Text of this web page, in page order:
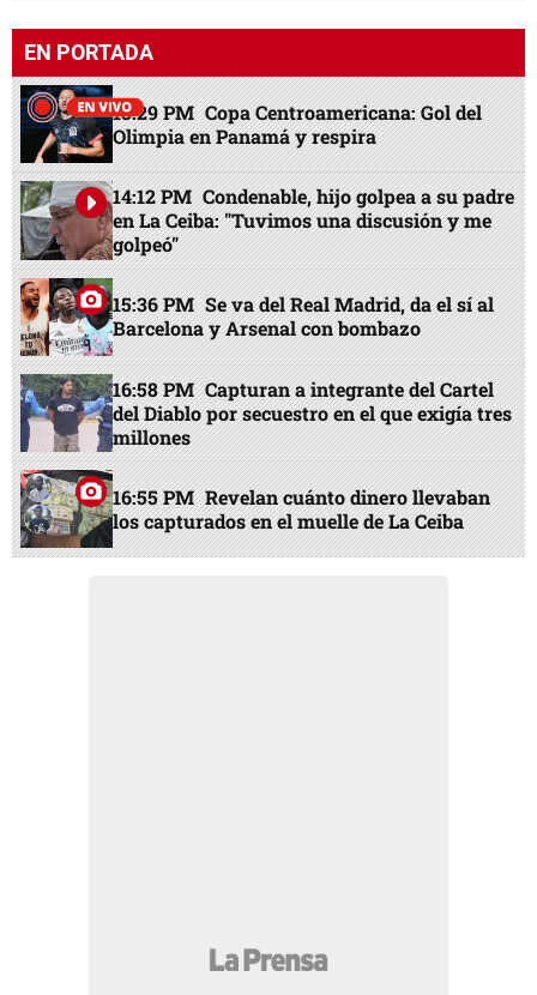
EN PORTADA
13:29 PM Copa Centroamericana: Gol del
Olimpia en Panamá y respira
14:12 PM Condenable, hijo golpea a su padre
en La Ceiba: "Tuvimos una discusión y me
golpeó"
15:36 PM Se va del Real Madrid, da el sí al
Barcelona y Arsenal con bombazo
16:58 PM Capturan a integrante del Cartel
del Diablo por secuestro en el que exigía tres
millones
16:55 PM Revelan cuánto dinero llevaban
los capturados en el muelle de La Ceiba